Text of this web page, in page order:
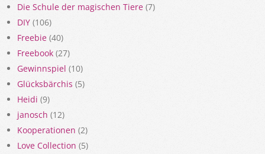
Die Schule der magischen Tiere (7)
DIY (106)
Freebie (40)
Freebook (27)
Gewinnspiel (10)
Glücksbärchis (5)
Heidi (9)
janosch (12)
Kooperationen (2)
Love Collection (5)